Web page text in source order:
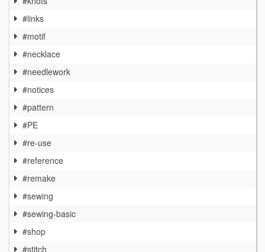
#links
#motif
#necklace
#needlework
#notices
#pattern
#PE
#re-use
#reference
#remake
#sewing
#sewing-basic
#shop
#stitch